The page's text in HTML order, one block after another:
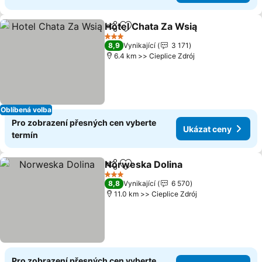
Oblíbená volba
SdíletPřidat na seznam oblíbených
Hotel Chata Za Wsią
3 Počet hvězdiček
8,9 Vynikající
3 171
6.4 km >> Cieplice Zdrój
Pro zobrazení přesných cen vyberte
termín
Ukázat ceny
SdíletPřidat na seznam oblíbených
Norweska Dolina
3 Počet hvězdiček
8,8 Vynikající
6 570
11.0 km >> Cieplice Zdrój